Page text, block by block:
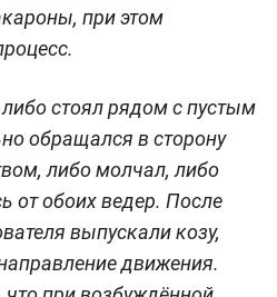
при этом
стоял рядом с пустым
обращался в сторону
либо молчал, либо
от обоих ведер. После
выпускали козу,
движения.